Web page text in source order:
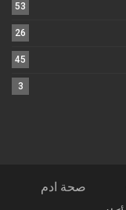
53
26
45
3
صحة ادم